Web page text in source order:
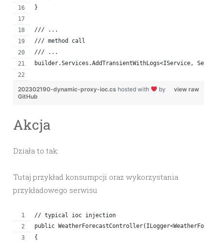
}
/// ...
/// method call
/// ...
builder.Services.AddTransientWithLogs<IService,
view raw
202302190-dynamic-proxy-ioc.cs hosted with
by
GitHub
Akcja
Działa to tak:
Tutaj przykład konsumpcji oraz wykorzystania
przykładowego serwisu
// typical ioc injection
public
{